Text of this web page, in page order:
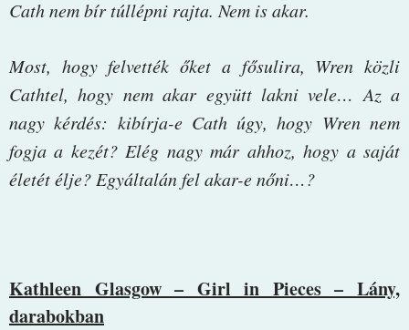
Cath nem bír túllépni rajta. Nem is akar.
Most, hogy felvették őket a fősulira, Wren közli
Cathtel, hogy nem akar együtt lakni vele… Az a
nagy kérdés: kibírja-e Cath úgy, hogy Wren nem
fogja a kezét? Elég nagy már ahhoz, hogy a saját
életét élje? Egyáltalán fel akar-e nőni…?
Kathleen Glasgow – Girl in Pieces – Lány,
darabokban